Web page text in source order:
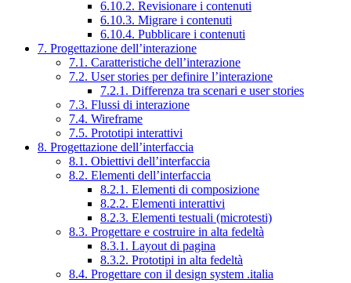
6.10.2. Revisionare i contenuti
6.10.3. Migrare i contenuti
6.10.4. Pubblicare i contenuti
7. Progettazione dell’interazione
7.1. Caratteristiche dell’interazione
7.2. User stories per definire l’interazione
7.2.1. Differenza tra scenari e user stories
7.3. Flussi di interazione
7.4. Wireframe
7.5. Prototipi interattivi
8. Progettazione dell’interfaccia
8.1. Obiettivi dell’interfaccia
8.2. Elementi dell’interfaccia
8.2.1. Elementi di composizione
8.2.2. Elementi interattivi
8.2.3. Elementi testuali (microtesti)
8.3. Progettare e costruire in alta fedeltà
8.3.1. Layout di pagina
8.3.2. Prototipi in alta fedeltà
8.4. Progettare con il design system .italia